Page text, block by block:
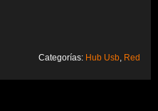
Categorías: Hub Usb Red